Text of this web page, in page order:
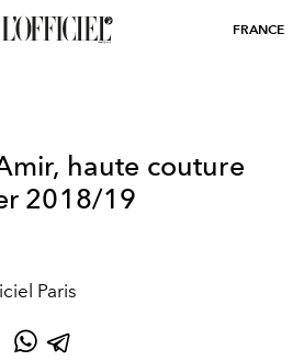
FRANCE
haute couture
2018/19
Paris